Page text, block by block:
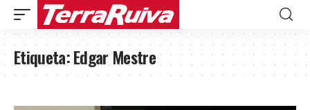
Etiqueta:Edgar Mestre